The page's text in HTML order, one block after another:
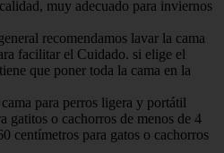
muy adecuado para inviernos
recomendamos lavar la cama
facilitar el Cuidado. si elige el
que poner toda la cama en la
para perros ligera y portátil
gatitos o cachorros de menos de 4
centímetros para gatos o cachorros